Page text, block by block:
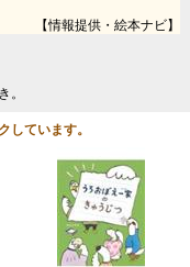
【情報提供・絵本ナビ】
。
しています。